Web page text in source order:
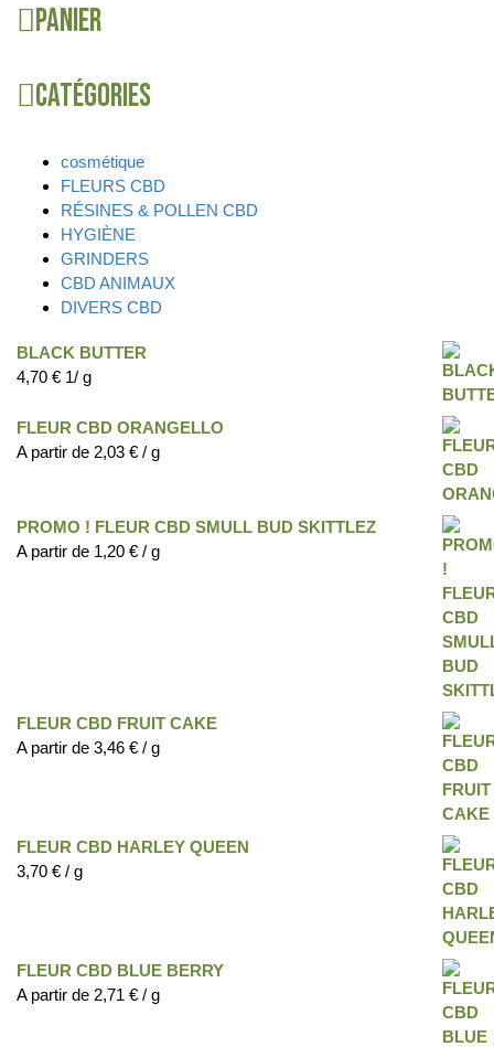
Panier
Catégories
cosmétique
FLEURS CBD
RÉSINES & POLLEN CBD
HYGIÈNE
GRINDERS
CBD ANIMAUX
DIVERS CBD
BLACK BUTTER
4,70 € 1/ g
FLEUR CBD ORANGELLO
A partir de 2,03 € / g
PROMO ! FLEUR CBD SMULL BUD SKITTLEZ
A partir de 1,20 € / g
FLEUR CBD FRUIT CAKE
A partir de 3,46 € / g
FLEUR CBD HARLEY QUEEN
3,70 € / g
FLEUR CBD BLUE BERRY
A partir de 2,71 € / g